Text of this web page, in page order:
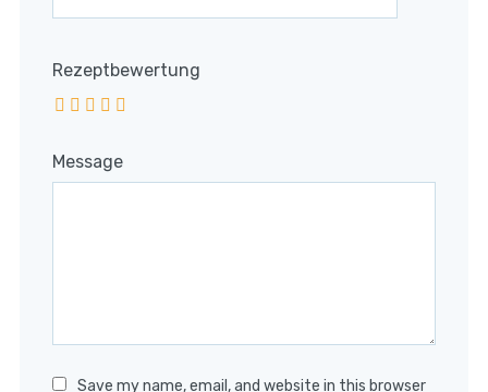
Rezeptbewertung
Message
Save my name, email, and website in this browser